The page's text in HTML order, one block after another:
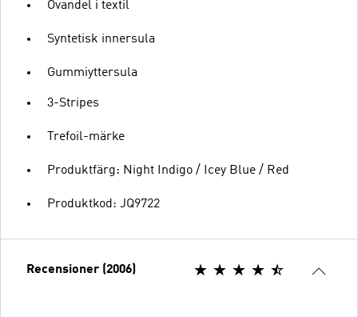
Ovandel i textil
Syntetisk innersula
Gummiyttersula
3-Stripes
Trefoil-märke
Produktfärg: Night Indigo / Icey Blue / Red
Produktkod: JQ9722
Recensioner (2006)